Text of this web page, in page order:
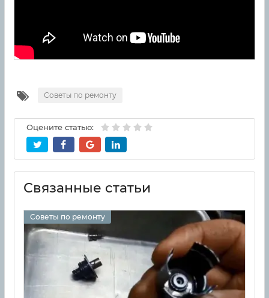
Советы по ремонту
Оцените статью:
Связанные статьи
Советы по ремонту